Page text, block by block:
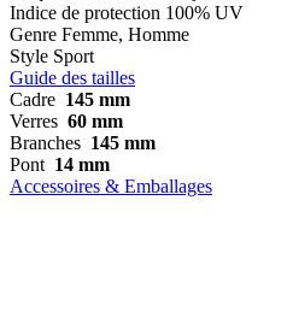
Indice de protection 100% UV
Genre Femme, Homme
Style Sport
Guide des tailles
Cadre 145 mm
Verres 60 mm
Branches 145 mm
Pont 14 mm
Accessoires & Emballages